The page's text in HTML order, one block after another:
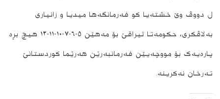
ل دووڤ وێ خشتەیا کو فەرمانگەھا میدیا و زانیاری
بەلاڤکری، حکومەتا ئیراقێ بۆ مەھێن ٥-٦-٧-١٠-١١-١٢ ھیچ بڕە
پارەیەک بۆ مووچەیێن فەرمانبەرێن ھەرێما کوردستانێ
تەرخان نەکرینە.